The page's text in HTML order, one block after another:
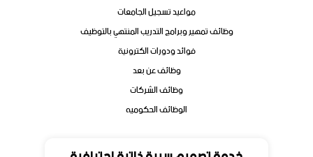
مواعيد تسجيل الجامعات
وظائف تمهير وبرامج التدريب المنتهي بالتوظيف
فوائد ودورات الكترونية
وظائف عن بعد
وظائف الشركات
الوظائف الحكوميه